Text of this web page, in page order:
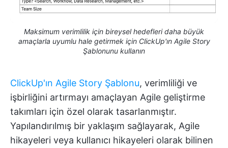
Maksimum verimlilik için bireysel hedefleri daha büyük
amaçlarla uyumlu hale getirmek için ClickUp'ın Agile Story
Şablonunu kullanın
ClickUp'ın Agile Story Şablonu, verimliliği ve
işbirliğini artırmayı amaçlayan Agile geliştirme
takımları için özel olarak tasarlanmıştır.
Yapılandırılmış bir yaklaşım sağlayarak, Agile
hikayeleri veya kullanıcı hikayeleri olarak bilinen